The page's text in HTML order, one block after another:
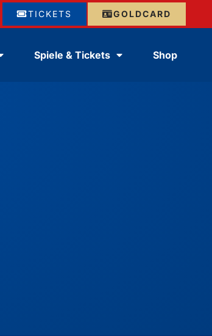
GOLDCARD
TICKETS
Spiele & Tickets Shop